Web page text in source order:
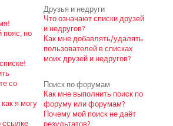
пояс, но
со
я могу
ссылке
Друзья и недруги
Что означают списки друзей
и недругов?
Как мне добавлять/удалять
пользователей в списках
моих друзей и недругов?
Поиск по форумам
Как мне выполнить поиск по
форуму или форумам?
Почему мой поиск не даёт
результатов?